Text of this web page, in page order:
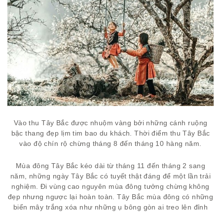
Vào thu Tây Bắc được nhuộm vàng bởi những cánh ruộng
bậc thang đẹp lịm tim bao du khách. Thời điểm thu Tây Bắc
vào độ chín rộ chừng tháng 8 đến tháng 10 hàng năm.
Mùa đông Tây Bắc kéo dài từ tháng 11 đến tháng 2 sang
năm, những ngày Tây Bắc có tuyết thật đáng để một lần trải
nghiệm. Đi vùng cao nguyên mùa đông tưởng chừng không
đẹp nhưng ngược lại hoàn toàn. Tây Bắc mùa đông có những
biển mây trắng xóa như những ụ bông gòn ai treo lên đỉnh